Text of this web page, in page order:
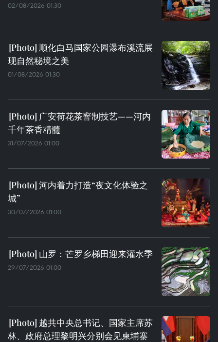
02/08/2026 01:30
顺化白马国家公园瀑布溪流展
现自然秘境之美
01/08/2026 01:30
广安荷花茶窨制技艺——河内
千年茶香精髓
31/07/2026 01:00
河内着力打造“夜文化体验之
城”
30/07/2026 01:00
山罗：芒罗乡梯田迎来灌水季
29/07/2026 01:00
越共中央总书记、国家主席苏
林、政府总理黎明兴分别会见柬埔寨